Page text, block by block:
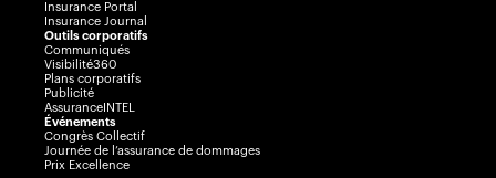
Insurance Portal
Insurance Journal
Outils corporatifs
Communiqués
Visibilité360
Plans corporatifs
Publicité
AssuranceINTEL
Événements
Congrès Collectif
Journée de l’assurance de dommages
Prix Excellence